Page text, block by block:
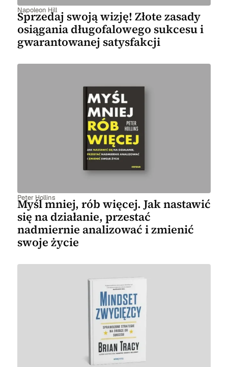
Napoleon Hill
Sprzedaj swoją wizję! Złote zasady
osiągania długofalowego sukcesu i
gwarantowanej satysfakcji
Peter Hollins
Myśl mniej, rób więcej. Jak nastawić
się na działanie, przestać
nadmiernie analizować i zmienić
swoje życie